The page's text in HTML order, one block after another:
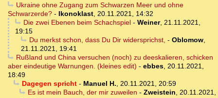
Ukraine ohne Zugang zum Schwarzen Meer und ohne
Schwarzerde? - Ikonoklast, 20.11.2021, 14:32
Die zwei Ebenen beim Schachspiel- Weiner, 21.11.2021,
19:15
Du merkst schon, dass Du Dir widersprichst, - Oblomow,
21.11.2021, 19:41
Rußland und China versuchen (noch) zu deeskalieren, schicken
aber eindeutige Warnungen. (kleines edit) - ebbes, 20.11.2021,
18:49
Dagegen spricht- Manuel H., 20.11.2021, 20:59
Es ist mein Bauch, der mir zuweilen - Zweistein, 20.11.2021,